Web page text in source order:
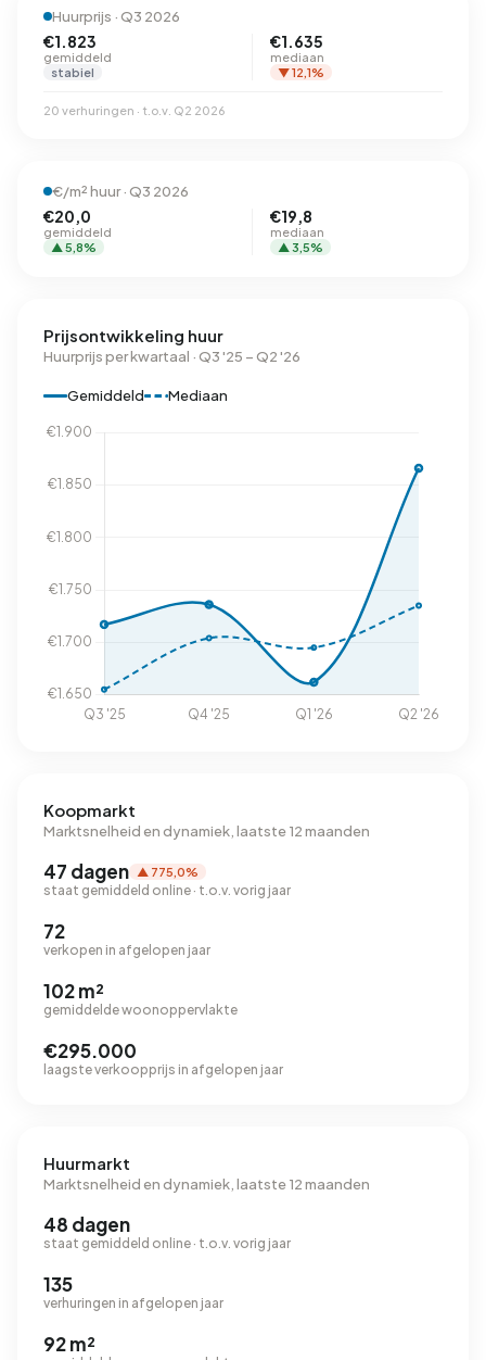
Huurprijs · Q3 2026
€1.823
gemiddeld
stabiel
€1.635
mediaan
▼ 12,1%
20 verhuringen · t.o.v. Q2 2026
€/m² huur · Q3 2026
€20,0
gemiddeld
▲ 5,8%
€19,8
mediaan
▲ 3,5%
Prijsontwikkeling huur
Huurprijs per kwartaal · Q3 '25 – Q2 '26
Gemiddeld Mediaan
Koopmarkt
Marktsnelheid en dynamiek, laatste 12 maanden
47 dagen ▲ 775,0%
staat gemiddeld online · t.o.v. vorig jaar
72
verkopen in afgelopen jaar
102 m²
gemiddelde woonoppervlakte
€295.000
laagste verkoopprijs in afgelopen jaar
Huurmarkt
Marktsnelheid en dynamiek, laatste 12 maanden
48 dagen
staat gemiddeld online · t.o.v. vorig jaar
135
verhuringen in afgelopen jaar
92 m²